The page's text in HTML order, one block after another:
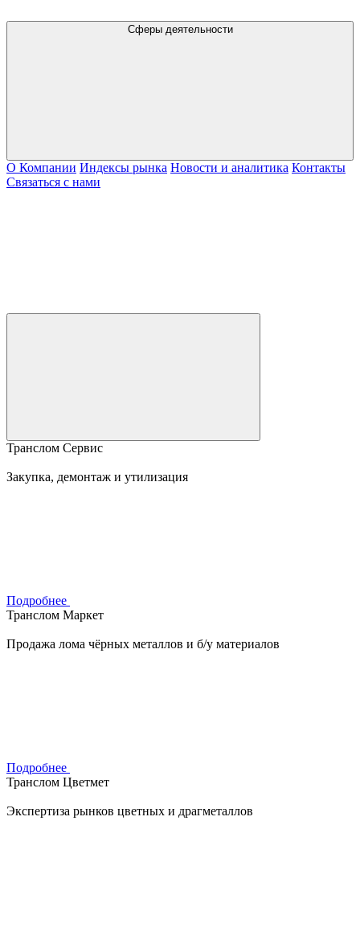
Сферы деятельности
О Компании Индексы рынка Новости и аналитика Контакты
Связаться с нами
Транслом Сервис
Закупка, демонтаж и утилизация
Подробнее
Транслом Маркет
Продажа лома чёрных металлов и б/у материалов
Подробнее
Транслом Цветмет
Экспертиза рынков цветных и драгметаллов